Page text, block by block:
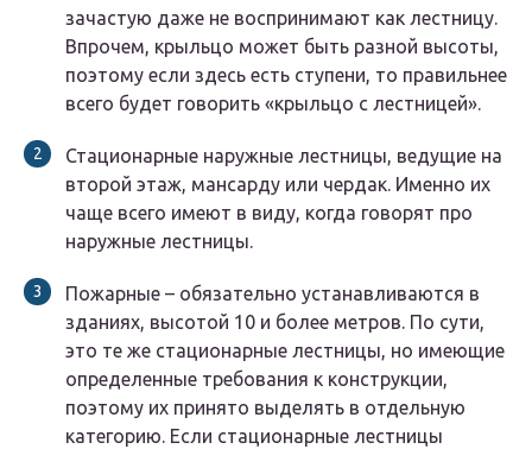
зачастую даже не воспринимают как лестницу.
Впрочем, крыльцо может быть разной высоты,
поэтому если здесь есть ступени, то правильнее
всего будет говорить «крыльцо с лестницей».
Стационарные наружные лестницы, ведущие на
второй этаж, мансарду или чердак. Именно их
чаще всего имеют в виду, когда говорят про
наружные лестницы.
Пожарные – обязательно устанавливаются в
зданиях, высотой 10 и более метров. По сути,
это те же стационарные лестницы, но имеющие
определенные требования к конструкции,
поэтому их принято выделять в отдельную
категорию. Если стационарные лестницы